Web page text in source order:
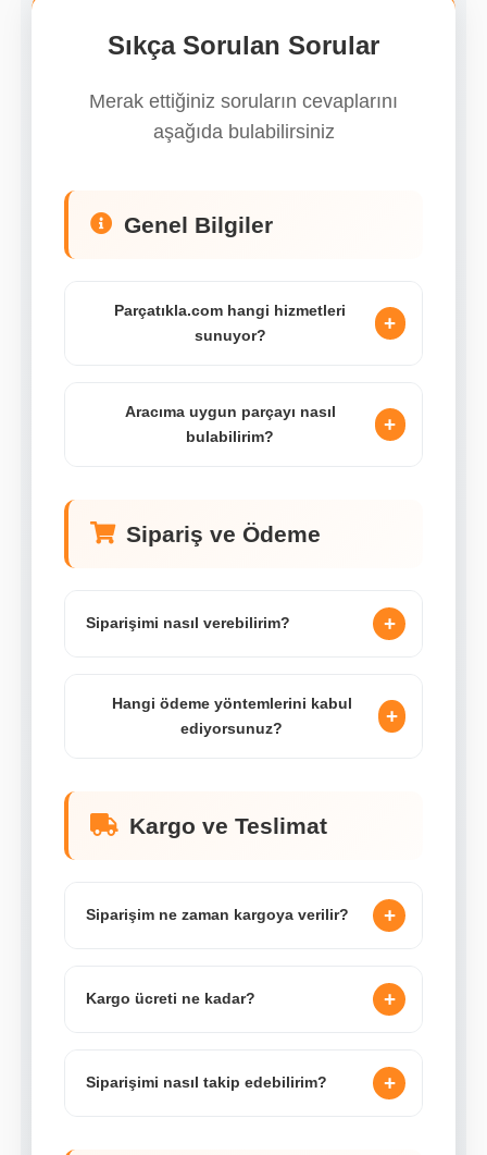
Sıkça Sorulan Sorular
Merak ettiğiniz soruların cevaplarını
aşağıda bulabilirsiniz
Genel Bilgiler
Parçatıkla.com hangi hizmetleri
sunuyor?
+
Aracıma uygun parçayı nasıl
bulabilirim?
+
Sipariş ve Ödeme
Siparişimi nasıl verebilirim? +
Hangi ödeme yöntemlerini kabul
ediyorsunuz?
+
Kargo ve Teslimat
Siparişim ne zaman kargoya verilir? +
Kargo ücreti ne kadar? +
Siparişimi nasıl takip edebilirim? +